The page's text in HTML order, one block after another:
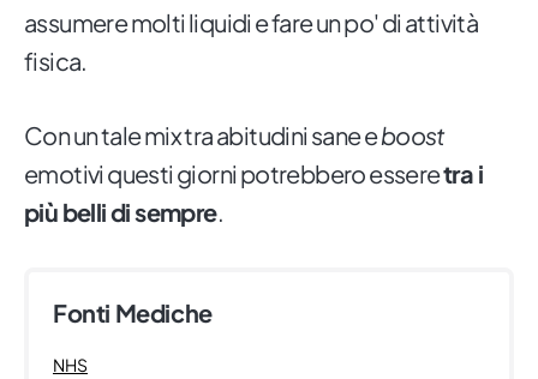
assumere molti liquidi e fare un po' di attività
fisica.
Con un tale mix tra abitudini sane eboost
emotivi questi giorni potrebbero esseretra i
più belli di sempre.
Fonti Mediche
NHS